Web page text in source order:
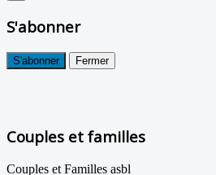
S'abonner
S'abonner Fermer
Couples et familles
Couples et Familles asbl